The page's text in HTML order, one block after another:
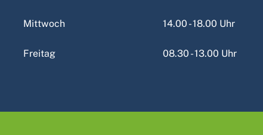
Mittwoch 14.00 - 18.00 Uhr
Freitag 08.30 - 13.00 Uhr